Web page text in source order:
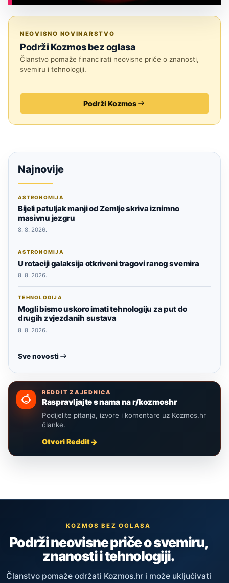
NEOVISNO NOVINARSTVO
Podrži Kozmos bez oglasa
Članstvo pomaže financirati neovisne priče o znanosti,
svemiru i tehnologiji.
Podrži Kozmos
Najnovije
ASTRONOMIJA
Bijeli patuljak manji od Zemlje skriva iznimno
masivnu jezgru
8. 8. 2026.
ASTRONOMIJA
U rotaciji galaksija otkriveni tragovi ranog svemira
8. 8. 2026.
TEHNOLOGIJA
Mogli bismo uskoro imati tehnologiju za put do
drugih zvjezdanih sustava
8. 8. 2026.
Sve novosti
REDDIT ZAJEDNICA
Raspravljajte s nama na r/kozmoshr
Podijelite pitanja, izvore i komentare uz Kozmos.hr
članke.
Otvori Reddit
KOZMOS BEZ OGLASA
Podrži neovisne priče o svemiru,
znanosti i tehnologiji.
Članstvo pomaže održati Kozmos.hr i može uključivati